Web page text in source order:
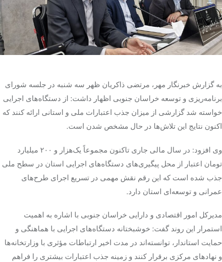
تک کده
پایگاه خبری آبان
به گزارش خبرنگار مهر، مرتضی ذاکریان ظهر سه شنبه در جلسه شورای
برنامه‌ریزی و توسعه خراسان جنوبی اظهار داشت: از دستگاه‌های اجرایی
خواسته شد گزارشی از میزان جذب اعتبارات ملی و استانی ارائه کنند که
اکنون نتایج این تلاش‌ها در حال مشخص شدن است.
وی افزود: در سال مالی جاری تاکنون مجموعاً یک‌هزار و ۲۰۰ میلیارد
تومان اعتبار از محل پیگیری‌های دستگاه‌های اجرایی استان در سطح ملی
جذب شده است که این رقم نقش مهمی در تسریع اجرای طرح‌های
عمرانی و توسعه‌ای استان دارد.
مدیرکل امور اقتصادی و دارایی خراسان جنوبی با اشاره به اهمیت
استمرار این روند گفت: خوشبختانه دستگاه‌های اجرایی با هماهنگی و
حمایت استاندار، توانسته‌اند در مدت اخیر ارتباطات مؤثری با وزارتخانه‌ها
و نهادهای مرکزی برقرار کنند و زمینه جذب اعتبارات بیشتری را فراهم